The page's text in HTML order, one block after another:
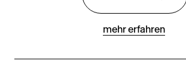
mehr erfahren